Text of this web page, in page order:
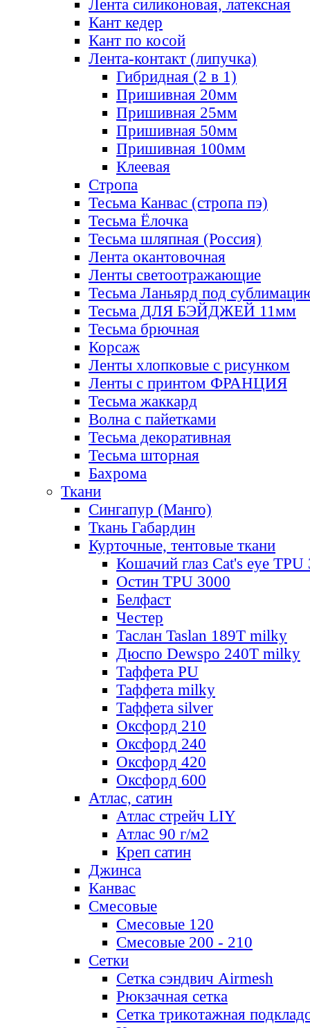
Лента силиконовая, латексная
Кант кедер
Кант по косой
Лента-контакт (липучка)
Гибридная (2 в 1)
Пришивная 20мм
Пришивная 25мм
Пришивная 50мм
Пришивная 100мм
Клеевая
Стропа
Тесьма Канвас (стропа пэ)
Тесьма Ёлочка
Тесьма шляпная (Россия)
Лента окантовочная
Ленты светоотражающие
Тесьма Ланьярд под
Тесьма ДЛЯ БЭЙДЖЕЙ 11мм
Тесьма брючная
Корсаж
Ленты хлопковые с рисунком
Ленты с принтом ФРАНЦИЯ
Тесьма жаккард
Волна с пайетками
Тесьма декоративная
Тесьма шторная
Бахрома
Ткани
Сингапур (Манго)
Ткань Габардин
Курточные, тентовые ткани
Кошачий глаз Cat's eye TPU
Остин TPU 3000
Белфаст
Честер
Таслан Taslan 189T milky
Дюспо Dewspo 240T milky
Таффета PU
Таффета milky
Таффета silver
Оксфорд 210
Оксфорд 240
Оксфорд 420
Оксфорд 600
Атлас, сатин
Атлас стрейч LIY
Атлас 90 г/м2
Креп сатин
Джинса
Канвас
Смесовые
Смесовые 120
Смесовые 200 - 210
Сетки
Сетка сэндвич Airmesh
Рюкзачная сетка
Сетка трикотажная